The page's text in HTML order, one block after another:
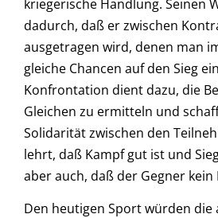
kriegerische Handlung. Seinen
dadurch, daß er zwischen
ausgetragen wird, denen man
gleiche Chancen auf den Sieg
Konfrontation dient dazu, die
Gleichen zu ermitteln und
Solidarität zwischen den
lehrt, daß Kampf gut ist und
aber auch, daß der Gegner kein
Den heutigen Sport würden die